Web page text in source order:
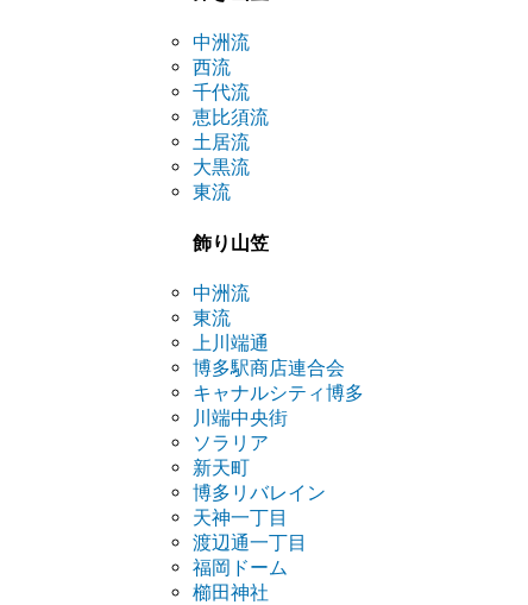
中洲流
西流
千代流
恵比須流
土居流
大黒流
東流
飾り山笠
中洲流
東流
上川端通
博多駅商店連合会
キャナルシティ博多
川端中央街
ソラリア
新天町
博多リバレイン
天神一丁目
渡辺通一丁目
福岡ドーム
櫛田神社